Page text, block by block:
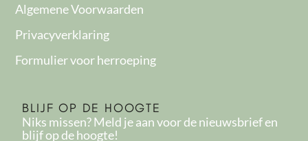
Algemene Voorwaarden
Privacyverklaring
Formulier voor herroeping
BLIJF OP DE HOOGTE
Niks missen? Meld je aan voor de nieuwsbrief en
blijf op de hoogte!